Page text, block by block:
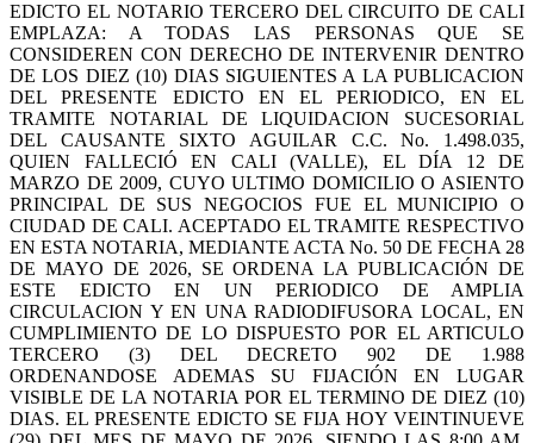
EDICTO EL NOTARIO TERCERO DEL CIRCUITO DE CALI
EMPLAZA: A TODAS LAS PERSONAS QUE SE
CONSIDEREN CON DERECHO DE INTERVENIR DENTRO
DE LOS DIEZ (10) DIAS SIGUIENTES A LA PUBLICACION
DEL PRESENTE EDICTO EN EL PERIODICO, EN EL
TRAMITE NOTARIAL DE LIQUIDACION SUCESORIAL
DEL CAUSANTE SIXTO AGUILAR C.C. No. 1.498.035,
QUIEN FALLECIÓ EN CALI (VALLE), EL DÍA 12 DE
MARZO DE 2009, CUYO ULTIMO DOMICILIO O ASIENTO
PRINCIPAL DE SUS NEGOCIOS FUE EL MUNICIPIO O
CIUDAD DE CALI. ACEPTADO EL TRAMITE RESPECTIVO
EN ESTA NOTARIA, MEDIANTE ACTA No. 50 DE FECHA 28
DE MAYO DE 2026, SE ORDENA LA PUBLICACIÓN DE
ESTE EDICTO EN UN PERIODICO DE AMPLIA
CIRCULACION Y EN UNA RADIODIFUSORA LOCAL, EN
CUMPLIMIENTO DE LO DISPUESTO POR EL ARTICULO
TERCERO (3) DEL DECRETO 902 DE 1.988
ORDENANDOSE ADEMAS SU FIJACIÓN EN LUGAR
VISIBLE DE LA NOTARIA POR EL TERMINO DE DIEZ (10)
DIAS. EL PRESENTE EDICTO SE FIJA HOY VEINTINUEVE